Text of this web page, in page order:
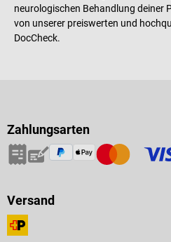
neurologischen Behandlung deiner
von unserer preiswerten und
DocCheck.
Zahlungsarten
Versand